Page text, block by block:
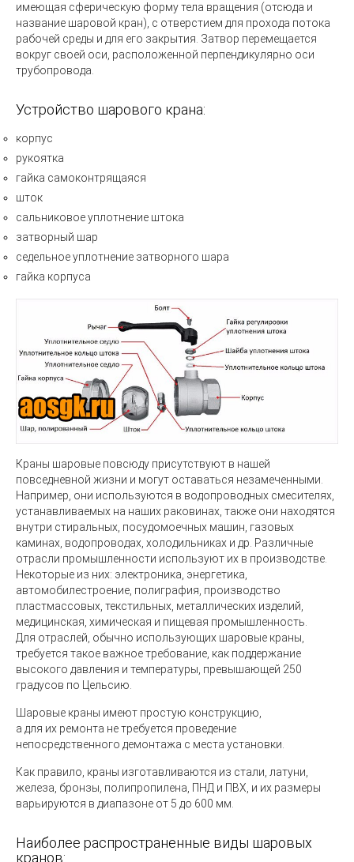
имеющая сферическую форму тела вращения (отсюда и
название шаровой кран), с отверстием для прохода потока
рабочей среды и для его закрытия. Затвор перемещается
вокруг своей оси, расположенной перпендикулярно оси
трубопровода.
Устройство шарового крана:
корпус
рукоятка
гайка самоконтрящаяся
шток
сальниковое уплотнение штока
затворный шар
седельное уплотнение затворного шара
гайка корпуса
Краны шаровые повсюду присутствуют в нашей
повседневной жизни и могут оставаться незамеченными.
Например, они используются в водопроводных смесителях,
устанавливаемых на наших раковинах, также они находятся
внутри стиральных, посудомоечных машин, газовых
каминах, водопроводах, холодильниках и др. Различные
отрасли промышленности используют их в производстве.
Некоторые из них: электроника, энергетика,
автомобилестроение, полиграфия, производство
пластмассовых, текстильных, металлических изделий,
медицинская, химическая и пищевая промышленность.
Для отраслей, обычно использующих шаровые краны,
требуется такое важное требование, как поддержание
высокого давления и температуры, превышающей 250
градусов по Цельсию.
Шаровые краны имеют простую конструкцию,
а для их ремонта не требуется проведение
непосредственного демонтажа с места установки.
Как правило, краны изготавливаются из стали, латуни,
железа, бронзы, полипропилена, ПНД и ПВХ, и их размеры
варьируются в диапазоне от 5 до 600 мм.
Наиболее распространенные виды шаровых
кранов: